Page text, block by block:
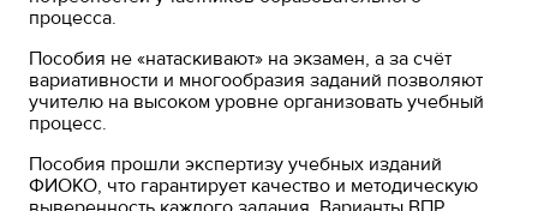
процесса.
Пособия не «натаскивают» на экзамен, а за счёт
вариативности и многообразия заданий позволяют
учителю на высоком уровне организовать учебный
процесс.
Пособия прошли экспертизу учебных изданий
ФИОКО, что гарантирует качество и методическую